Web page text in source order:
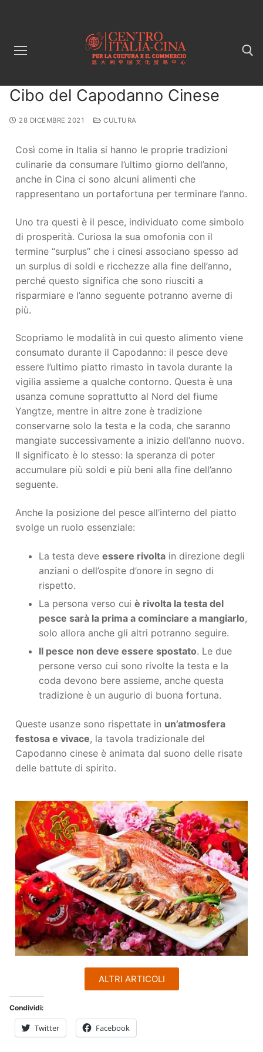
Cibo del Capodanno Cinese
28 DICEMBRE 2021 CULTURA
Così come in Italia si hanno le proprie tradizioni
culinarie da consumare l’ultimo giorno dell’anno,
anche in Cina ci sono alcuni alimenti che
rappresentano un portafortuna per terminare l’anno.
Uno tra questi è il pesce, individuato come simbolo
di prosperità. Curiosa la sua omofonia con il
termine “surplus” che i cinesi associano spesso ad
un surplus di soldi e ricchezze alla fine dell’anno,
perché questo significa che sono riusciti a
risparmiare e l’anno seguente potranno averne di
più.
Scopriamo le modalità in cui questo alimento viene
consumato durante il Capodanno: il pesce deve
essere l’ultimo piatto rimasto in tavola durante la
vigilia assieme a qualche contorno. Questa è una
usanza comune soprattutto al Nord del fiume
Yangtze, mentre in altre zone è tradizione
conservarne solo la testa e la coda, che saranno
mangiate successivamente a inizio dell’anno nuovo.
Il significato è lo stesso: la speranza di poter
accumulare più soldi e più beni alla fine dell’anno
seguente.
Anche la posizione del pesce all’interno del piatto
svolge un ruolo essenziale:
La testa deve essere rivolta in direzione degli
anziani o dell’ospite d’onore in segno di
rispetto.
La persona verso cui è rivolta la testa del
pesce sarà la prima a cominciare a mangiarlo,
solo allora anche gli altri potranno seguire.
Il pesce non deve essere spostato. Le due
persone verso cui sono rivolte la testa e la
coda devono bere assieme, anche questa
tradizione è un augurio di buona fortuna.
Queste usanze sono rispettate in un’atmosfera
festosa e vivace, la tavola tradizionale del
Capodanno cinese è animata dal suono delle risate
delle battute di spirito.
ALTRI ARTICOLI
Condividi:
Twitter Facebook